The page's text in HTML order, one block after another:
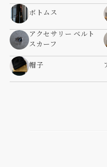
ボトムス
アクセサリー ベルト
スカーフ
帽子